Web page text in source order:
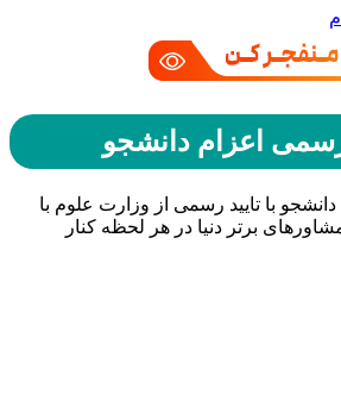
اعزام دانشجو
با تایید رسمی از وزارت علوم با
برتر دنیا در هر لحظه کنار